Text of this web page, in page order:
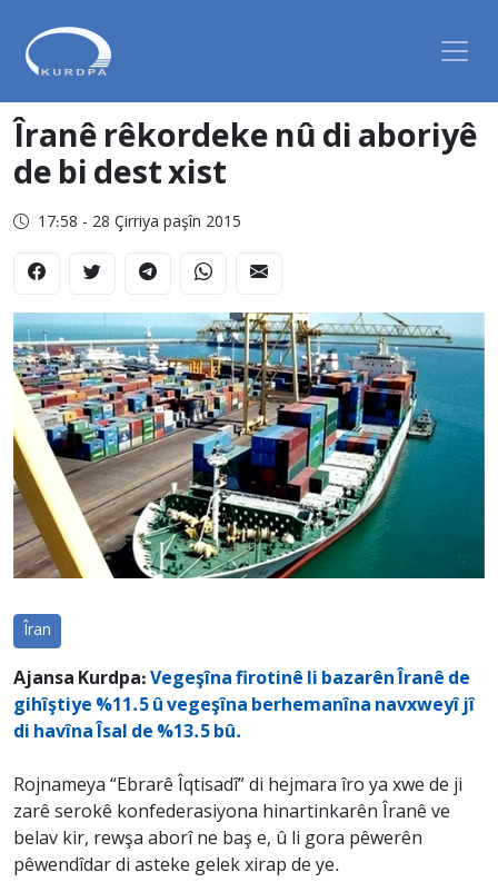
Îranê rêkordeke nû di aboriyê
de bi dest xist
17:58 - 28 Çirriya paşîn 2015
Îran
Ajansa Kurdpa: Vegeşîna firotinê li bazarên Îranê de
gihîştiye %11.5 û vegeşîna berhemanîna navxweyî jî
di havîna Îsal de %13.5 bû.
Rojnameya “Ebrarê Îqtisadî” di hejmara îro ya xwe de ji
zarê serokê konfederasiyona hinartinkarên Îranê ve
belav kir, rewşa aborî ne baş e, û li gora pêwerên
pêwendîdar di asteke gelek xirap de ye.